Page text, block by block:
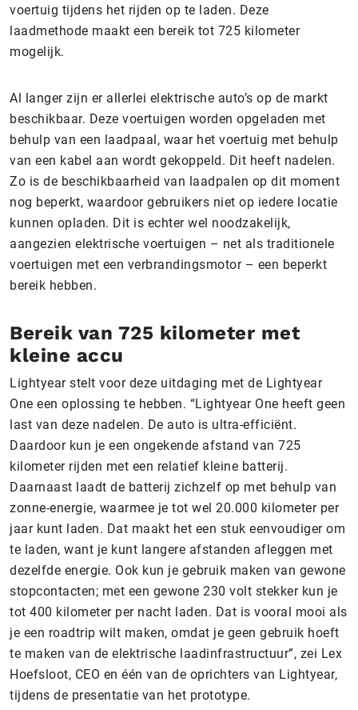
voertuig tijdens het rijden op te laden. Deze
laadmethode maakt een bereik tot 725 kilometer
mogelijk.
Al langer zijn er allerlei elektrische auto’s op de markt
beschikbaar. Deze voertuigen worden opgeladen met
behulp van een laadpaal, waar het voertuig met behulp
van een kabel aan wordt gekoppeld. Dit heeft nadelen.
Zo is de beschikbaarheid van laadpalen op dit moment
nog beperkt, waardoor gebruikers niet op iedere locatie
kunnen opladen. Dit is echter wel noodzakelijk,
aangezien elektrische voertuigen – net als traditionele
voertuigen met een verbrandingsmotor – een beperkt
bereik hebben.
Bereik van 725 kilometer met
kleine accu
Lightyear stelt voor deze uitdaging met de Lightyear
One een oplossing te hebben. “Lightyear One heeft geen
last van deze nadelen. De auto is ultra-efficiënt.
Daardoor kun je een ongekende afstand van 725
kilometer rijden met een relatief kleine batterij.
Daarnaast laadt de batterij zichzelf op met behulp van
zonne-energie, waarmee je tot wel 20.000 kilometer per
jaar kunt laden. Dat maakt het een stuk eenvoudiger om
te laden, want je kunt langere afstanden afleggen met
dezelfde energie. Ook kun je gebruik maken van gewone
stopcontacten; met een gewone 230 volt stekker kun je
tot 400 kilometer per nacht laden. Dat is vooral mooi als
je een roadtrip wilt maken, omdat je geen gebruik hoeft
te maken van de elektrische laadinfrastructuur”, zei Lex
Hoefsloot, CEO en één van de oprichters van Lightyear,
tijdens de presentatie van het prototype.